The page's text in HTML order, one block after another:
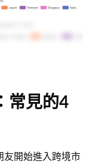
常見的4
友開始進入跨境市